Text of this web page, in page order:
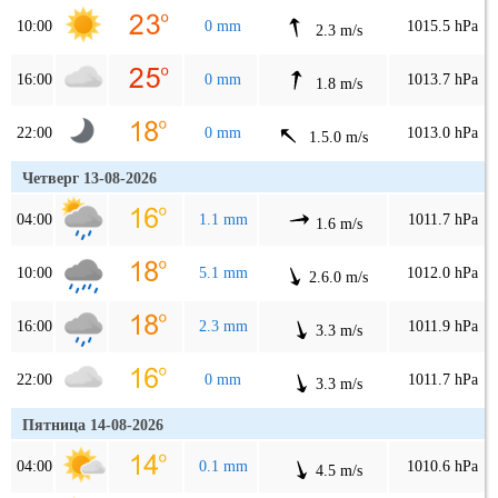
10:00 0 mm 2.3 m/s 1015.5 hPa
16:00 0 mm 1.8 m/s 1013.7 hPa
22:00 0 mm 1.5.0 m/s 1013.0 hPa
Четверг 13-08-2026
04:00 1.1 mm 1.6 m/s 1011.7 hPa
10:00 5.1 mm 2.6.0 m/s 1012.0 hPa
16:00 2.3 mm 3.3 m/s 1011.9 hPa
22:00 0 mm 3.3 m/s 1011.7 hPa
Пятница 14-08-2026
04:00 0.1 mm 4.5 m/s 1010.6 hPa